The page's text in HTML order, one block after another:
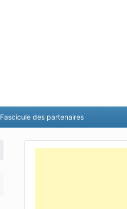
Fascicule des partenaires